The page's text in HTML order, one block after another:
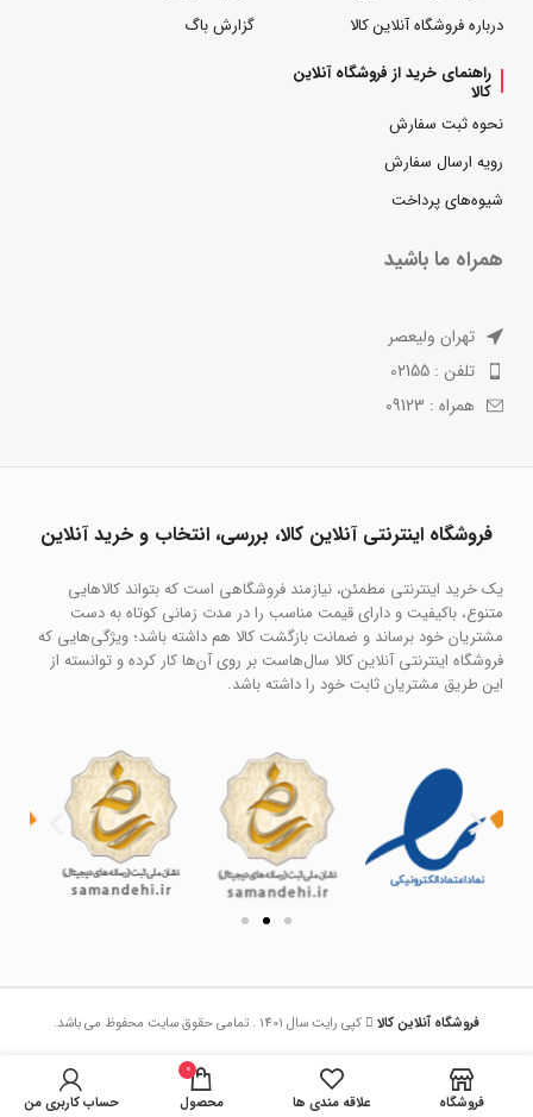
درباره فروشگاه آنلاین کالا
گزارش باگ
راهنمای خرید از فروشگاه آنلاین
کالا
نحوه ثبت سفارش
رویه ارسال سفارش
شیوه‌های پرداخت
همراه ما باشید
تهران ولیعصر
تلفن : 02155
همراه : 09123
فروشگاه اینترنتی آنلاین کالا، بررسی، انتخاب و خرید آنلاین
یک خرید اینترنتی مطمئن، نیازمند فروشگاهی است که بتواند کالاهایی
متنوع، باکیفیت و دارای قیمت مناسب را در مدت زمانی کوتاه به دست
مشتریان خود برساند و ضمانت بازگشت کالا هم داشته باشد؛ ویژگی‌هایی که
فروشگاه اینترنتی آنلاین کالا سال‌هاست بر روی آن‌ها کار کرده و توانسته از
این طریق مشتریان ثابت خود را داشته باشد.
فروشگاه آنلاین کالا کپی رایت سال 1401 . تمامی حقوق سایت محفوظ می باشد.
فروشگاه علاقه مندی ها
0
محصول حساب کاربری من